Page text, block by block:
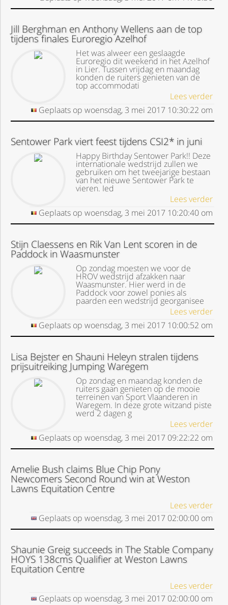
Jill Berghman en Anthony Wellens aan de top
tijdens finales Euroregio Azelhof
Het was alweer een geslaagde
Euroregio dit weekend in het Azelhof
in Lier. Tussen vrijdag en maandag
konden de ruiters genieten van de
top accommodati
Lees verder
Geplaats op woensdag, 3 mei 2017 10:30:22 om
Sentower Park viert feest tijdens CSI2* in juni
Happy Birthday Sentower Park!! Deze
internationale wedstrijd zullen we
gebruiken om het tweejarige bestaan
van het nieuwe Sentower Park te
vieren. Ied
Lees verder
Geplaats op woensdag, 3 mei 2017 10:20:40om
Stijn Claessens en Rik Van Lent scoren in de
Paddock in Waasmunster
Op zondag moesten we voor de
HROV wedstrijd afzakken naar
Waasmunster. Hier werd in de
Paddock voor zowel ponies als
paarden een wedstrijd georganisee
Lees verder
Geplaats op woensdag, 3 mei 2017 10:00:52 om
Lisa Bejster en Shauni Heleyn stralen tijdens
prijsuitreiking Jumping Waregem
Op zondag en maandag konden de
ruiters gaan genieten op de mooie
terreinen van Sport Vlaanderen in
Waregem. In deze grote witzand piste
werd 2 dagen g
Lees verder
Geplaats op woensdag, 3 mei 2017 09:22:22 om
Amelie Bush claims Blue Chip Pony
Newcomers Second Round win at Weston
Lawns Equitation Centre
Lees verder
Geplaats op woensdag, 3 mei 2017 02:00:00om
Shaunie Greig succeeds in The Stable Company
HOYS 138cms Qualifier at Weston Lawns
Equitation Centre
Lees verder
Geplaats op woensdag, 3 mei 2017 02:00:00om